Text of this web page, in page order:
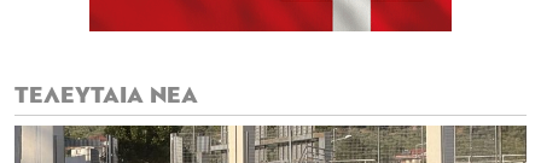
ΤΕΛΕΥΤΑΙΑ ΝΕΑ